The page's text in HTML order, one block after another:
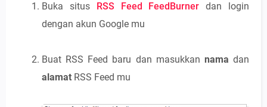
Buka situs RSS Feed FeedBurner dan login
dengan akun Google mu
Buat RSS Feed baru dan masukkan namadan
alamat RSS Feed mu